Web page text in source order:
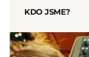
KDO JSME?